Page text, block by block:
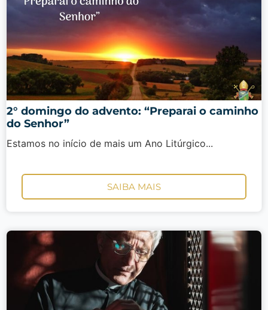
2° domingo do advento: “Preparai o caminho
do Senhor”
Estamos no início de mais um Ano Litúrgico...
SAIBA MAIS